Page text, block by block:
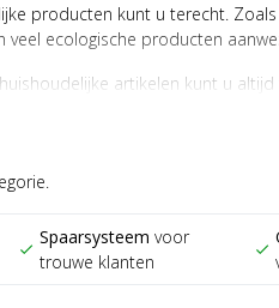
producten kunt u terecht.
ecologische producten
artikelen kunt u
check
Spaarsysteem voor
trouwe klanten
check